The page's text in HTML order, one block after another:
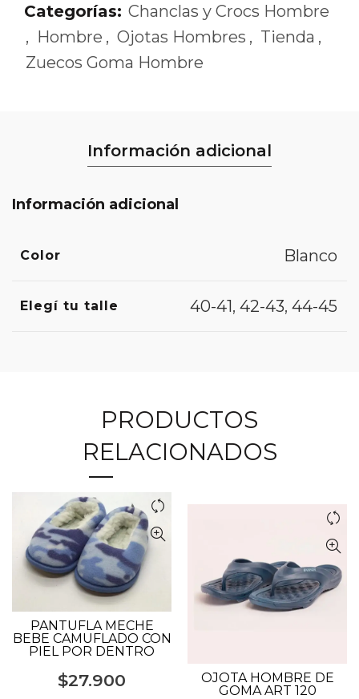
Categorías: Chanclas y Crocs Hombre
, Hombre , Ojotas Hombres , Tienda ,
Zuecos Goma Hombre
Información adicional
Información adicional
Color Blanco
Elegí tu talle 40-41, 42-43, 44-45
PRODUCTOS
RELACIONADOS
PANTUFLA MECHE
BEBE CAMUFLADO CON
PIEL POR DENTRO
$27.900
OJOTA HOMBRE DE
GOMA ART 120